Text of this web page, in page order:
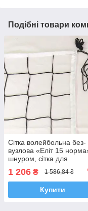
Подібні товари
Сітка волейбольна без-
вузлова «Еліт 15
шнуром, сітка для
1 206 ₴ 1 586,84 ₴
Купити